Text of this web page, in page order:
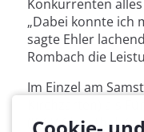
Konkurrenten
„Dabei konnte ich
sagte Ehler
Rombach die
Im Einzel am
(WSV Clausthal-